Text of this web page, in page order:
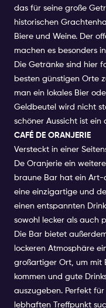
das für seine große
historischen
Biere und Weine. Der
machen es besonders
Die Getränke sind hier
besten günstigen Orte
man ein lokales Bier
Geldbeutel wird nicht
schöner Aussicht ist ein
CAFÉ DE ORANJERIE
Versteckt in einer
De Oranjerie ein
braune Bar hat ein
eine einzigartige und
einen entspannten
sowohl lecker als auch
Die Bar bietet
lockeren Atmosphäre
großartiger Ort, um mit
kommen und gute
auszugeben. Perfekt
lebhaften Treffpunkt